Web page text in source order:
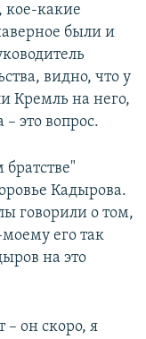
кое-какие
были и
видно, что у
Кремль на него,
это вопрос.
Кадырова.
говорили о том,
моему его так
на это
– он скоро, я